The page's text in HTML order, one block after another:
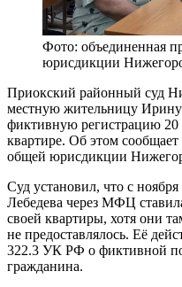
Фото: объединенная
юрисдикции
Приокский районный суд
местную жительницу Ирину
фиктивную регистрацию 20
квартире. Об этом
общей юрисдикции
Суд установил, что с
Лебедева через МФЦ
своей квартиры, хотя они
не предоставлялось. Её
322.3 УК РФ о фиктивной
гражданина.